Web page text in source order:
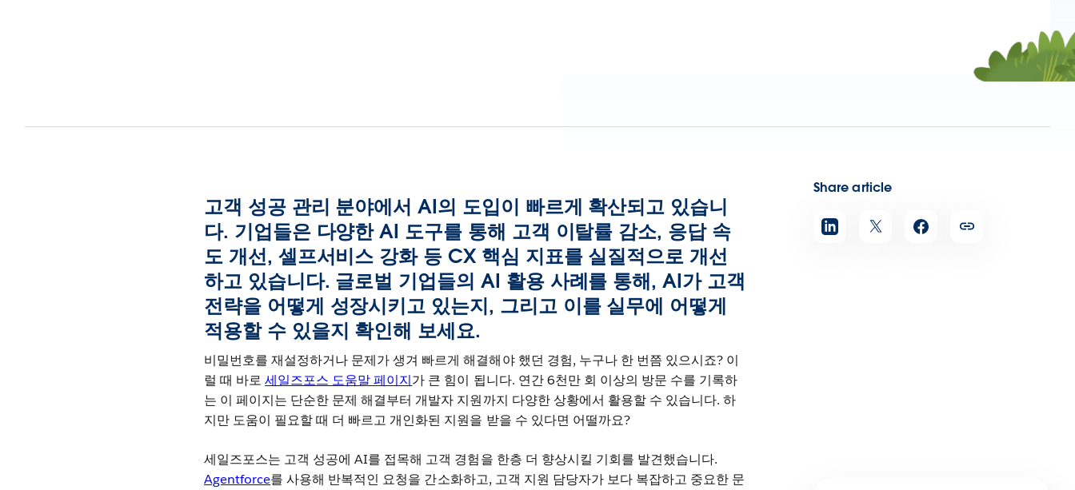
Share article
고객 성공 관리 분야에서 AI의 도입이 빠르게 확산되고 있습니
다. 기업들은 다양한 AI 도구를 통해 고객 이탈률 감소, 응답 속
도 개선, 셀프서비스 강화 등 CX 핵심 지표를 실질적으로 개선
하고 있습니다. 글로벌 기업들의 AI 활용 사례를 통해, AI가 고객
전략을 어떻게 성장시키고 있는지, 그리고 이를 실무에 어떻게
적용할 수 있을지 확인해 보세요.
비밀번호를 재설정하거나 문제가 생겨 빠르게 해결해야 했던 경험, 누구나 한 번쯤 있으시죠? 이
럴 때 바로세일즈포스 도움말 페이지가 큰 힘이 됩니다. 연간 6천만 회 이상의 방문 수를 기록하
는 이 페이지는 단순한 문제 해결부터 개발자 지원까지 다양한 상황에서 활용할 수 있습니다. 하
지만 도움이 필요할 때 더 빠르고 개인화된 지원을 받을 수 있다면 어떨까요?
세일즈포스는 고객 성공에 AI를 접목해 고객 경험을 한층 더 향상시킬 기회를 발견했습니다.
Agentforce를 사용해 반복적인 요청을 간소화하고, 고객 지원 담당자가 보다 복잡하고 중요한 문